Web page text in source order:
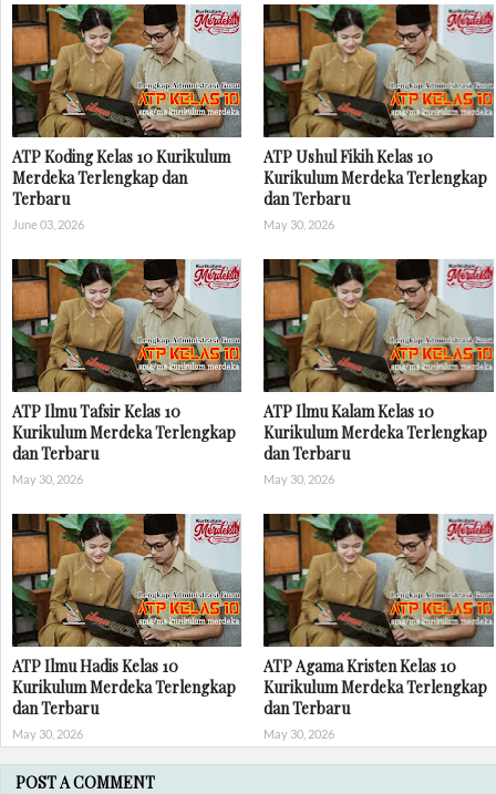
ATP Koding Kelas 10 Kurikulum
Merdeka Terlengkap dan
Terbaru
June 03, 2026
ATP Ushul Fikih Kelas 10
Kurikulum Merdeka Terlengkap
dan Terbaru
May 30, 2026
ATP Ilmu Tafsir Kelas 10
Kurikulum Merdeka Terlengkap
dan Terbaru
May 30, 2026
ATP Ilmu Kalam Kelas 10
Kurikulum Merdeka Terlengkap
dan Terbaru
May 30, 2026
ATP Ilmu Hadis Kelas 10
Kurikulum Merdeka Terlengkap
dan Terbaru
May 30, 2026
ATP Agama Kristen Kelas 10
Kurikulum Merdeka Terlengkap
dan Terbaru
May 30, 2026
POST A COMMENT